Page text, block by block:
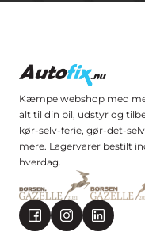
Kæmpe webshop med
alt til din bil, udstyr og
kør-selv-ferie, gør-det-
mere. Lagervarer bestilt
hverdag.